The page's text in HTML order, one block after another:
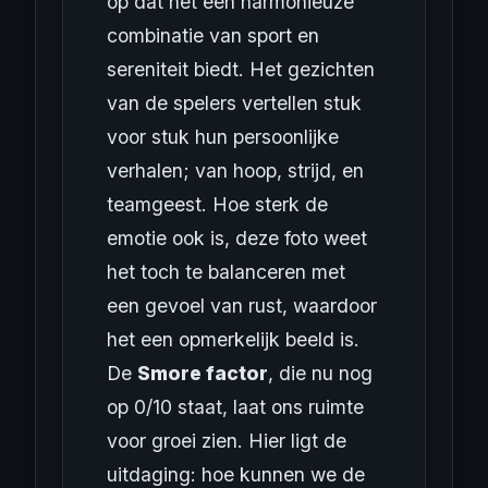
combinatie van sport en
sereniteit biedt. Het gezichten
van de spelers vertellen stuk
voor stuk hun persoonlijke
verhalen; van hoop, strijd, en
teamgeest. Hoe sterk de
emotie ook is, deze foto weet
het toch te balanceren met
een gevoel van rust, waardoor
het een opmerkelijk beeld is.
De Smore factor, die nu nog
op 0/10 staat, laat ons ruimte
voor groei zien. Hier ligt de
uitdaging: hoe kunnen we de